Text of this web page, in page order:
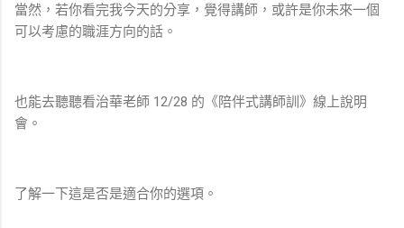
當然，若你看完我今天的分享，覺得講師，或許是你未來一個
可以考慮的職涯方向的話。
也能去聽聽看治華老師 12/28 的《陪伴式講師訓》線上說明
會。
了解一下這是否是適合你的選項。